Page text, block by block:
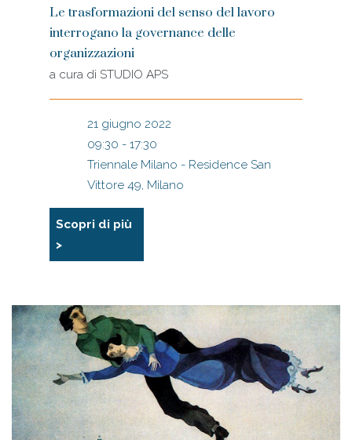
Le trasformazioni del senso del lavoro
interrogano la governance delle
organizzazioni
a cura di STUDIO APS
21 giugno 2022
09:30 - 17:30
Triennale Milano - Residence San
Vittore 49, Milano
Scopri di più
>